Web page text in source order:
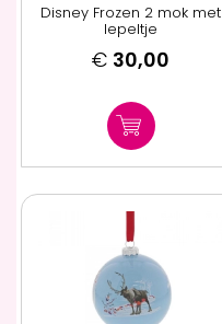
Disney Frozen 2 mok met
lepeltje
€ 30,00